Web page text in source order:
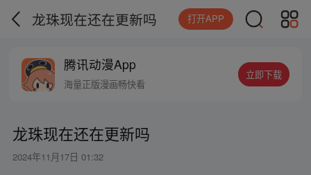
龙珠现在还在更新吗 打开APP
腾讯动漫App
海量正版漫画畅快看
立即下载
龙珠现在还在更新吗
2024年11月17日 01:32